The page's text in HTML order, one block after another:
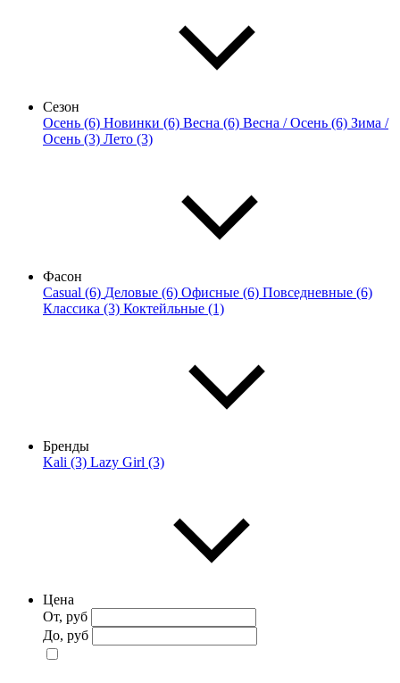
Сезон
Осень (6) Новинки (6) Весна (6) Весна / Осень (6) Зима /
Осень (3) Лето (3)
Фасон
Casual (6) Деловые (6) Офисные (6) Повседневные (6)
Классика (3) Коктейльные (1)
Бренды
Kali (3) Lazy Girl (3)
Цена
От, руб
До, руб